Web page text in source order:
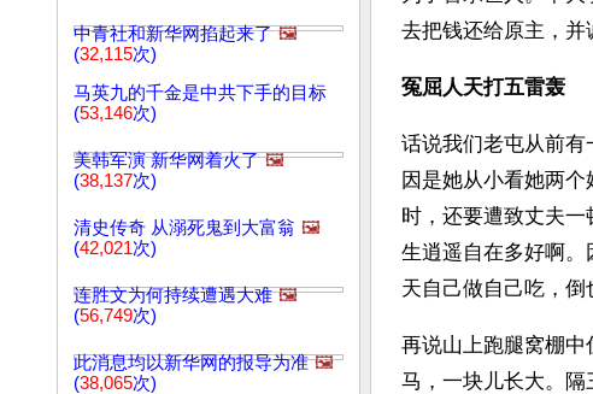
中青社和新华网掐起来了 🖼️
(32,115次)
马英九的千金是中共下手的目标
(53,146次)
美韩军演 新华网着火了 🖼️
(38,137次)
清史传奇 从溺死鬼到大富翁 🖼️
(42,021次)
连胜文为何持续遭遇大难 🖼️
(56,749次)
此消息均以新华网的报导为准 🖼️
(38,065次)
去把钱还给原主，并
冤屈人天打五雷轰
话说我们老屯从前
因是她从小看她两
时，还要遭致丈夫
生逍遥自在多好啊
天自己做自己吃，倒
再说山上跑腿窝棚
马，一块儿长大。隔